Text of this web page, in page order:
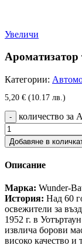
Увеличи
Ароматизатор
Категории:
5,20 € (10.17 лв.)
количество за
Добавяне в
Описание
Марка: Wunder-
История: Над 60
освежители за
1952 г. в
извлича борови
високо качество и